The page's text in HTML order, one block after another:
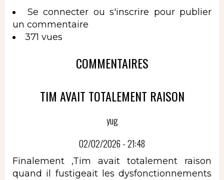
Se connecter ou s'inscrire pour publier
un commentaire
371 vues
COMMENTAIRES
TIM AVAIT TOTALEMENT RAISON
yug
02/02/2026 - 21:48
Finalement ,Tim avait totalement raison
quand il fustigeait les dysfonctionnements